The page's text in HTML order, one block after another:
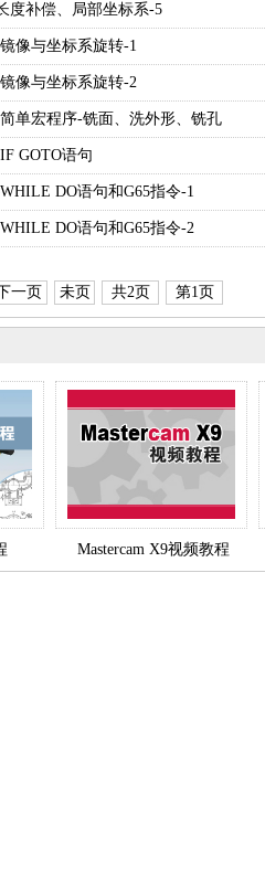
度补偿、局部坐标系-5
像与坐标系旋转-1
像与坐标系旋转-2
单宏程序-铣面、洗外形、铣孔
GOTO语句
DO语句和G65指令-1
DO语句和G65指令-2
一页 未页 共2页 第1页
Mastercam X9视频教程